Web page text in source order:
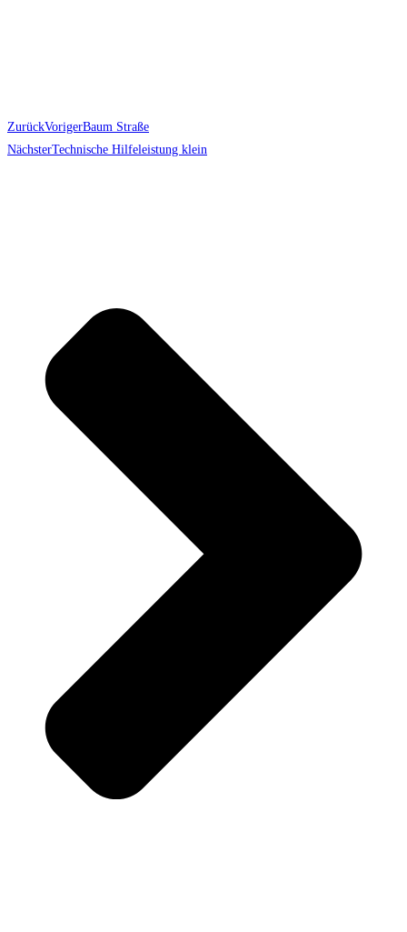
ZurückVorigerBaum Straße
NächsterTechnische Hilfeleistung klein